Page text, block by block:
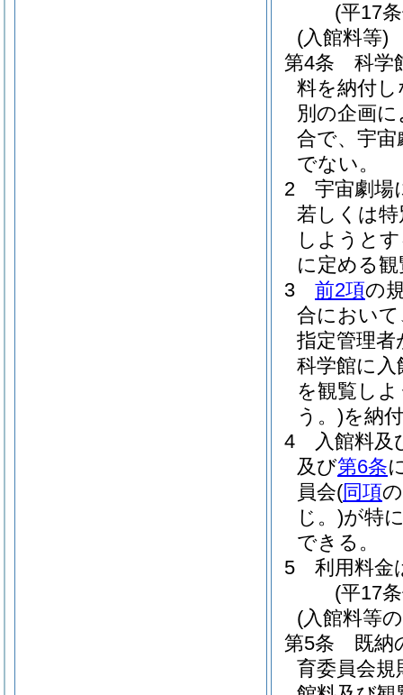
(平17
(入館料等)
第4条
科学
料を納付
別の企画
合で、宇
でない。
2
宇宙劇場
若しくは
しようと
に定める
3
前2項の
合において
指定管理
科学館に
を観覧し
う。)を納
4
入館料及
及び第6条
員会(同項
じ。)が特
できる。
5
利用料金
(平17
(入館料等
第5条
既納
育委員会